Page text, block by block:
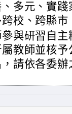
多元、實
校、跨縣市
與研習自
教師並核
請依各委辦